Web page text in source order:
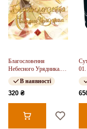
Благословення
Небесного Урядника.
Том 2
В наявності
320 ₴
01.